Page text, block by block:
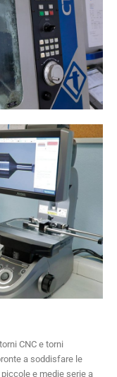
CNC e torni
a soddisfare le
e medie serie a